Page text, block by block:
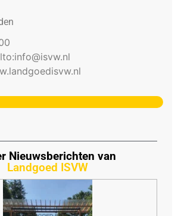
Nieuwsberichten van
Landgoed ISVW